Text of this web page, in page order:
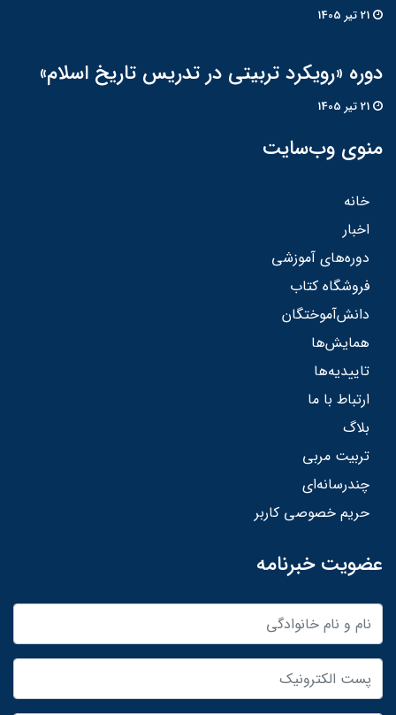
دوره «رویکرد تربیتی در تدریس تاریخ اسلام»
منوی وب‌سایت
خانه
اخبار
دوره‌های آموزشی
فروشگاه کتاب
دانش‌آموختگان
همایش‌ها
تاییدیه‌ها
ارتباط با ما
بلاگ
تربیت مربی
چندرسانه‌ای
حریم خصوصی کاربر
عضویت خبرنامه